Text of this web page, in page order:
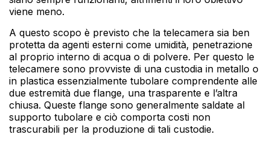
viene meno.
A questo scopo è previsto che la telecamera sia ben
protetta da agenti esterni come umidità, penetrazione
al proprio interno di acqua o di polvere. Per questo le
telecamere sono provviste di una custodia in metallo o
in plastica essenzialmente tubolare comprendente alle
due estremità due flange, una trasparente e l’altra
chiusa. Queste flange sono generalmente saldate al
supporto tubolare e ciò comporta costi non
trascurabili per la produzione di tali custodie.